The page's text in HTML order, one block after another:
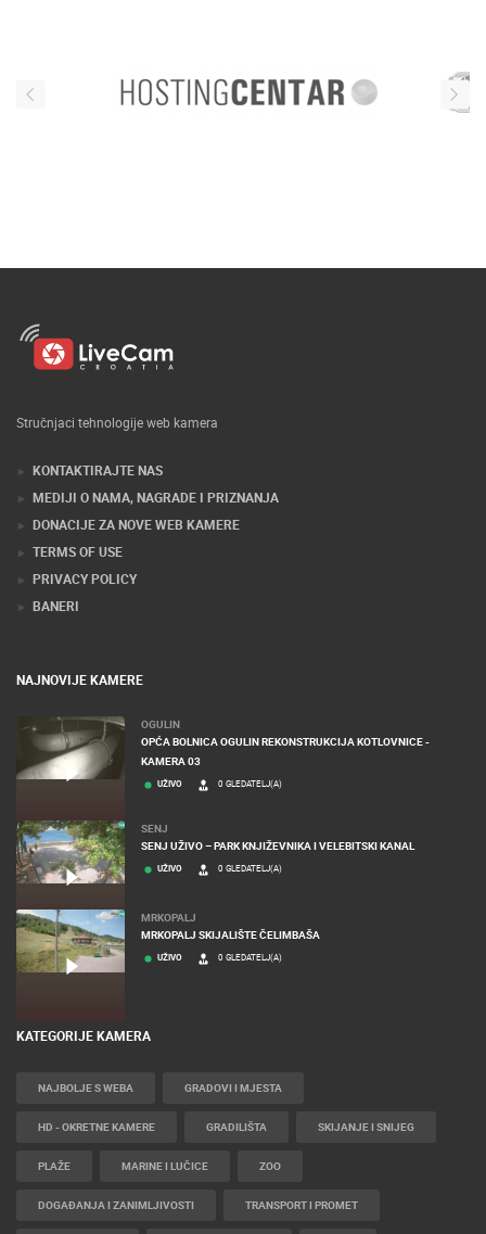
Stručnjaci tehnologije web kamera
KONTAKTIRAJTE NAS
MEDIJI O NAMA, NAGRADE I PRIZNANJA
DONACIJE ZA NOVE WEB KAMERE
TERMS OF USE
PRIVACY POLICY
BANERI
NAJNOVIJE KAMERE
OGULIN
OPĆA BOLNICA OGULIN REKONSTRUKCIJA KOTLOVNICE -
KAMERA 03
UŽIVO 0 GLEDATELJ(A)
SENJ
SENJ UŽIVO – PARK KNJIŽEVNIKA I VELEBITSKI KANAL
UŽIVO 0 GLEDATELJ(A)
MRKOPALJ
MRKOPALJ SKIJALIŠTE ČELIMBAŠA
UŽIVO 0 GLEDATELJ(A)
KATEGORIJE KAMERA
NAJBOLJE S WEBA GRADOVI I MJESTA
HD - OKRETNE KAMERE GRADILIŠTA SKIJANJE I SNIJEG
PLAŽE MARINE I LUČICE ZOO
DOGAĐANJA I ZANIMLJIVOSTI TRANSPORT I PROMET